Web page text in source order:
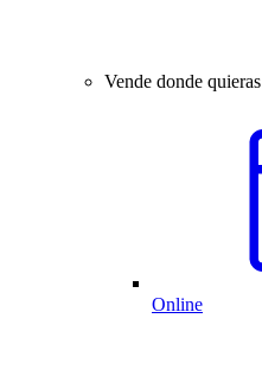
Vende donde quieras
Online